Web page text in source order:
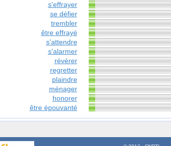
s'effrayer
se défier
trembler
être effrayé
s'attendre
s'alarmer
révérer
regretter
plaindre
ménager
honorer
être épouvanté